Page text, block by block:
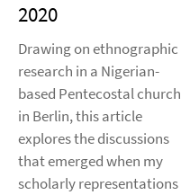
2020
Drawing on ethnographic
research in a Nigerian-
based Pentecostal church
in Berlin, this article
explores the discussions
that emerged when my
scholarly representations